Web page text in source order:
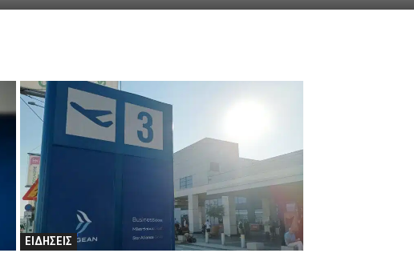
ΕΙΔΗΣΕΙΣ